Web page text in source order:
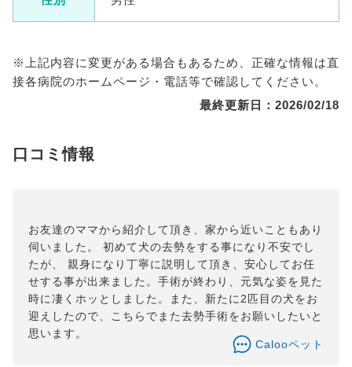
※上記内容に変更がある場合もあるため、正確な情報は直
接各病院のホームページ・電話等で確認してください。
最終更新日：2026/02/18
口コミ情報
お友達のママから紹介して頂き、家から近いこともあり
伺いました。 初めて犬の去勢をする事になり不安でし
たが、 親身になり丁寧に説明して頂き、安心してお任
せする事が出来ました。手術が終わり、元気な姿を見た
時に凄くホッとしました。また、新たに2匹目の犬をお
迎えしたので、こちらでまた去勢手術をお願いしたいと
思います。
Calooペット